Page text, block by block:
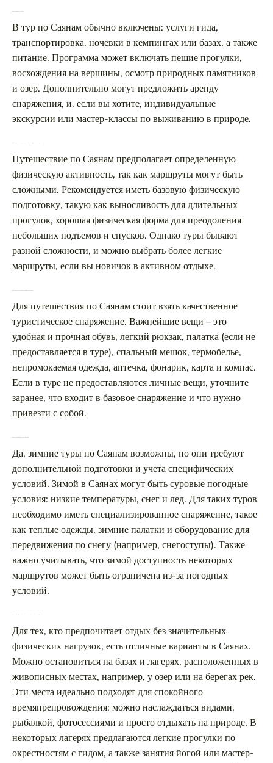
В тур по Саянам обычно включены: услуги гида,
транспортировка, ночевки в кемпингах или базах, а также
питание. Программа может включать пешие прогулки,
восхождения на вершины, осмотр природных памятников
и озер. Дополнительно могут предложить аренду
снаряжения, и, если вы хотите, индивидуальные
экскурсии или мастер-классы по выживанию в природе.
Путешествие по Саянам предполагает определенную
физическую активность, так как маршруты могут быть
сложными. Рекомендуется иметь базовую физическую
подготовку, такую как выносливость для длительных
прогулок, хорошая физическая форма для преодоления
небольших подъемов и спусков. Однако туры бывают
разной сложности, и можно выбрать более легкие
маршруты, если вы новичок в активном отдыхе.
Для путешествия по Саянам стоит взять качественное
туристическое снаряжение. Важнейшие вещи – это
удобная и прочная обувь, легкий рюкзак, палатка (если не
предоставляется в туре), спальный мешок, термобелье,
непромокаемая одежда, аптечка, фонарик, карта и компас.
Если в туре не предоставляются личные вещи, уточните
заранее, что входит в базовое снаряжение и что нужно
привезти с собой.
Да, зимние туры по Саянам возможны, но они требуют
дополнительной подготовки и учета специфических
условий. Зимой в Саянах могут быть суровые погодные
условия: низкие температуры, снег и лед. Для таких туров
необходимо иметь специализированное снаряжение, такое
как теплые одежды, зимние палатки и оборудование для
передвижения по снегу (например, снегоступы). Также
важно учитывать, что зимой доступность некоторых
маршрутов может быть ограничена из-за погодных
условий.
Для тех, кто предпочитает отдых без значительных
физических нагрузок, есть отличные варианты в Саянах.
Можно остановиться на базах и лагерях, расположенных в
живописных местах, например, у озер или на берегах рек.
Эти места идеально подходят для спокойного
времяпрепровождения: можно наслаждаться видами,
рыбалкой, фотосессиями и просто отдыхать на природе. В
некоторых лагерях предлагаются легкие прогулки по
окрестностям с гидом, а также занятия йогой или мастер-